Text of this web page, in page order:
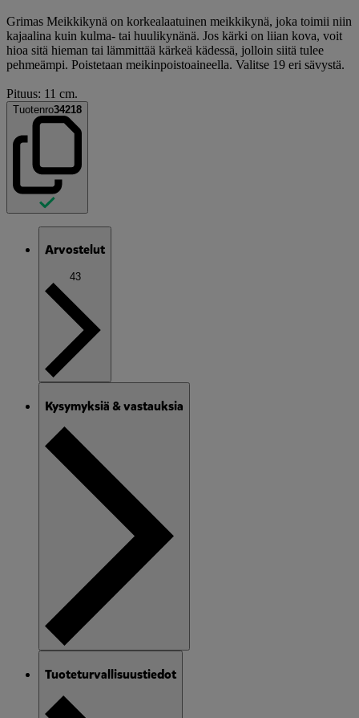
Grimas Meikkikynä on korkealaatuinen meikkikynä, joka toimii niin
kajaalina kuin kulma- tai huulikynänä. Jos kärki on liian kova, voit
hioa sitä hieman tai lämmittää kärkeä kädessä, jolloin siitä tulee
pehmeämpi. Poistetaan meikinpoistoaineella. Valitse 19 eri sävystä.
Pituus: 11 cm.
Tuotenro34218
Arvostelut
43
Kysymyksiä & vastauksia
Tuoteturvallisuustiedot